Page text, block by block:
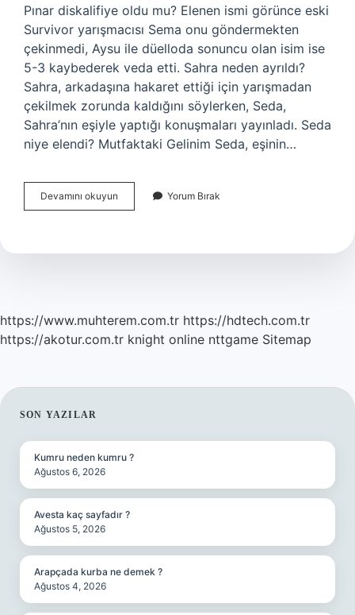
Pınar diskalifiye oldu mu? Elenen ismi görünce eski
Survivor yarışmacısı Sema onu göndermekten
çekinmedi, Aysu ile düelloda sonuncu olan isim ise
5-3 kaybederek veda etti. Sahra neden ayrıldı?
Sahra, arkadaşına hakaret ettiği için yarışmadan
çekilmek zorunda kaldığını söylerken, Seda,
Sahra’nın eşiyle yaptığı konuşmaları yayınladı. Seda
niye elendi? Mutfaktaki Gelinim Seda, eşinin…
Devamını okuyun Survivor
Kim
2024
Yorum Bırak
https://www.muhterem.com.tr https://hdtech.com.tr
https://akotur.com.tr knight online nttgame Sitemap
SIDEBAR
SON YAZILAR
Kumru neden kumru ?
Ağustos 6, 2026
Avesta kaç sayfadır ?
Ağustos 5, 2026
Arapçada kurba ne demek ?
Ağustos 4, 2026